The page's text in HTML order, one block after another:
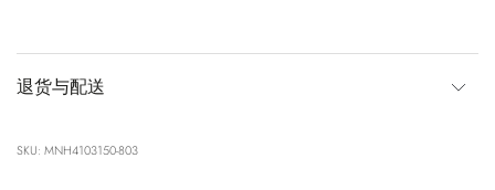
退货与配送
SKU: MNH4103150-803